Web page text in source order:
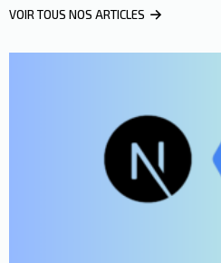
VOIR TOUS NOS ARTICLES